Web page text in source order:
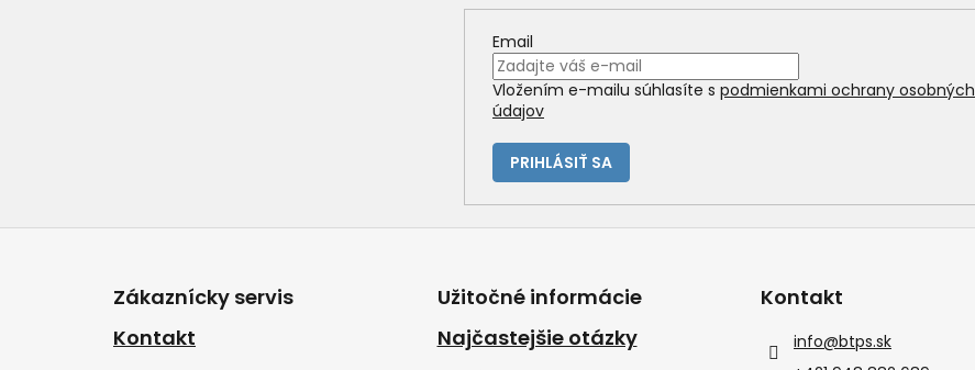
Email
Vložením e-mailu súhlasíte s podmienkami ochrany osobných
údajov
PRIHLÁSIŤ SA
Z
Zákaznícky servis
Kontakt
Užitočné informácie
Najčastejšie otázky
Kontakt
info@btps.sk